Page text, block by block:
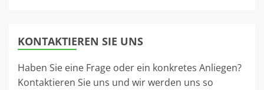
KONTAKTIEREN SIE UNS
Haben Sie eine Frage oder ein konkretes Anliegen?
Kontaktieren Sie uns und wir werden uns so